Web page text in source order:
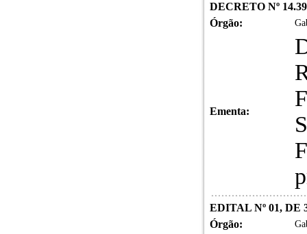
DECRETO Nº
Órgão:
Ementa:
EDITAL Nº 01, DE
Órgão: